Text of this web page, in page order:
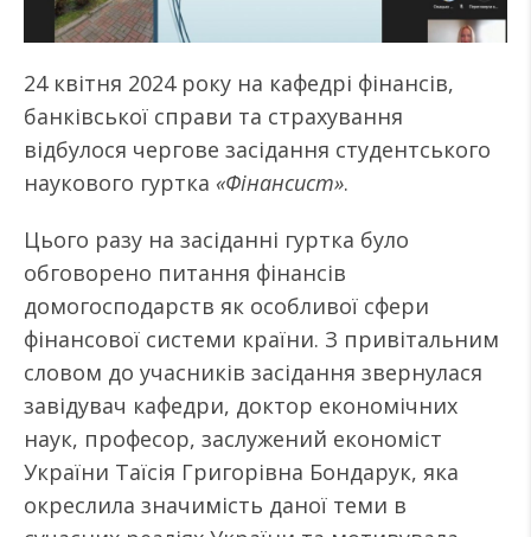
24 квітня 2024 року на кафедрі фінансів,
банківської справи та страхування
відбулося чергове засідання студентського
наукового гуртка «Фінансист».
Цього разу на засіданні гуртка було
обговорено питання фінансів
домогосподарств як особливої сфери
фінансової системи країни. З привітальним
словом до учасників засідання звернулася
завідувач кафедри, доктор економічних
наук, професор, заслужений економіст
України Таїсія Григорівна Бондарук, яка
окреслила значимість даної теми в